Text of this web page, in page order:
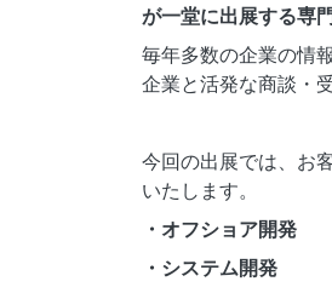
が一堂に出展する専
毎年多数の企業の情
企業と活発な商談・
今回の出展では、お
いたします。
・オフショア開発
・システム開発